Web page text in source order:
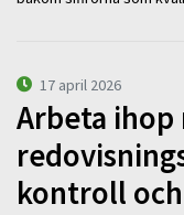
17 april 2026
Arbeta ihop
kontroll